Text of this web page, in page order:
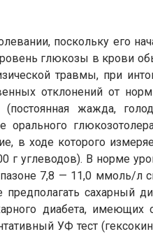
поскольку его
глюкозы в крови
травмы, при
отклонений от
жажда,
в ходе которого
г углеводов). В норме
7,8 — 11,0 ммоль/л
сахарный
диабета, имеющих
УФ тест